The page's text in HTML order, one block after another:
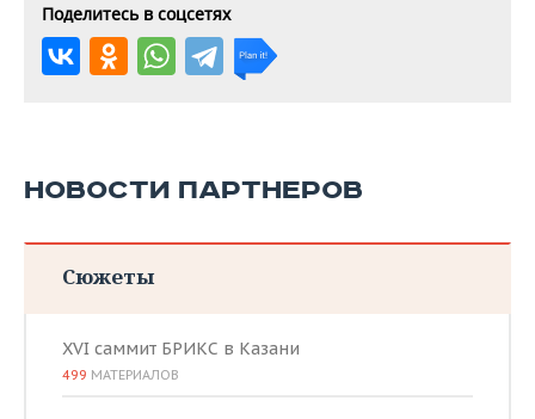
Поделитесь в соцсетях
НОВОСТИ ПАРТНЕРОВ
Сюжеты
XVI саммит БРИКС в Казани
499 МАТЕРИАЛОВ